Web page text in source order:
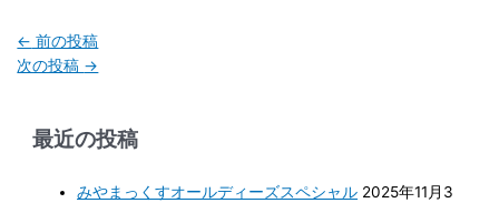
← 前の投稿
次の投稿 →
最近の投稿
みやまっくすオールディーズスペシャル 2025年11月3